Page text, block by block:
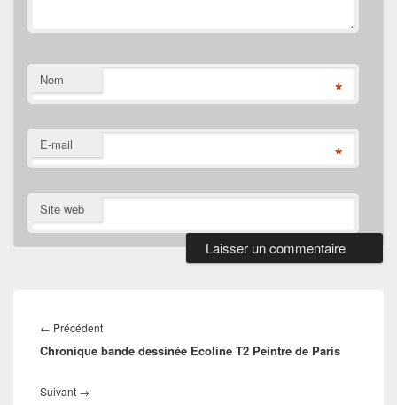
Nom *
E-mail *
Site web
de
l’article
← PrécédentArticle
précédent :
Chronique bande dessinée Ecoline T2 Peintre de Paris
Suivant →